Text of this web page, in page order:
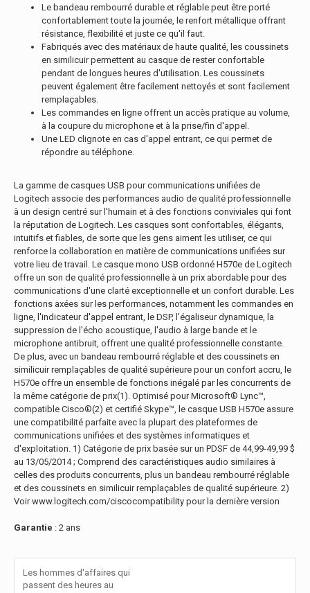
Le bandeau rembourré durable et réglable peut être porté
confortablement toute la journée, le renfort métallique offrant
résistance, flexibilité et juste ce qu'il faut.
Fabriqués avec des matériaux de haute qualité, les coussinets
en similicuir permettent au casque de rester confortable
pendant de longues heures d'utilisation. Les coussinets
peuvent également être facilement nettoyés et sont facilement
remplaçables.
Les commandes en ligne offrent un accès pratique au volume,
à la coupure du microphone et à la prise/fin d'appel.
Une LED clignote en cas d'appel entrant, ce qui permet de
répondre au téléphone.
La gamme de casques USB pour communications unifiées de
Logitech associe des performances audio de qualité professionnelle
à un design centré sur l'humain et à des fonctions conviviales qui font
la réputation de Logitech. Les casques sont confortables, élégants,
intuitifs et fiables, de sorte que les gens aiment les utiliser, ce qui
renforce la collaboration en matière de communications unifiées sur
votre lieu de travail. Le casque mono USB ordonné H570e de Logitech
offre un son de qualité professionnelle à un prix abordable pour des
communications d'une clarté exceptionnelle et un confort durable. Les
fonctions axées sur les performances, notamment les commandes en
ligne, l'indicateur d'appel entrant, le DSP, l'égaliseur dynamique, la
suppression de l'écho acoustique, l'audio à large bande et le
microphone antibruit, offrent une qualité professionnelle constante.
De plus, avec un bandeau rembourré réglable et des coussinets en
similicuir remplaçables de qualité supérieure pour un confort accru, le
H570e offre un ensemble de fonctions inégalé par les concurrents de
la même catégorie de prix(1). Optimisé pour Microsoft® Lync™,
compatible Cisco®(2) et certifié Skype™, le casque USB H570e assure
une compatibilité parfaite avec la plupart des plateformes de
communications unifiées et des systèmes informatiques et
d'exploitation. 1) Catégorie de prix basée sur un PDSF de 44,99-49,99 $
au 13/05/2014 ; Comprend des caractéristiques audio similaires à
celles des produits concurrents, plus un bandeau rembourré réglable
et des coussinets en similicuir remplaçables de qualité supérieure. 2)
Voir www.logitech.com/ciscocompatibility pour la dernière version
Garantie : 2 ans
Les hommes d'affaires qui
passent des heures au